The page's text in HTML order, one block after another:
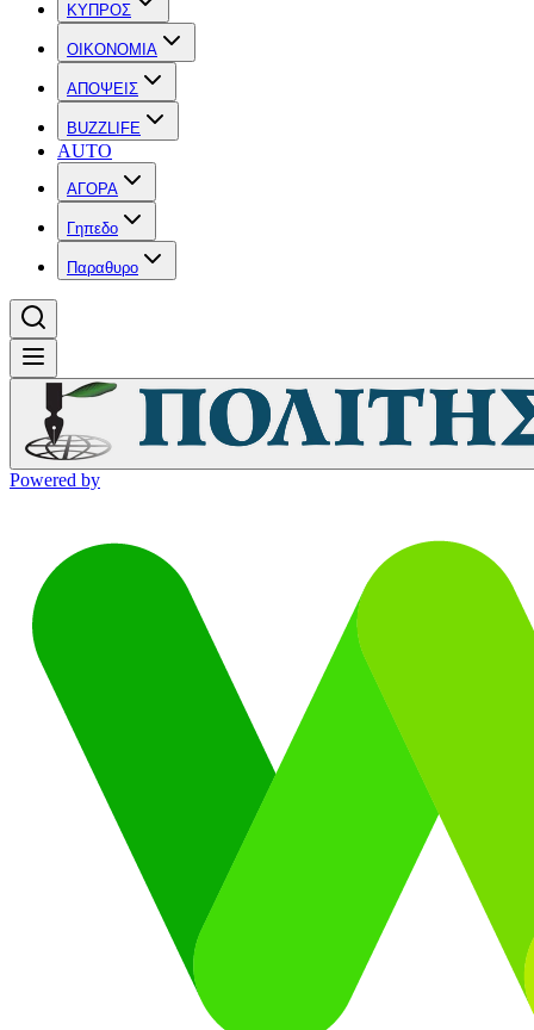
ΚΥΠΡΟΣ
OIKONOMIA
ΑΠΟΨΕΙΣ
BUZZLIFE
AUTO
ΑΓΟΡΑ
Γηπεδο
Παραθυρο
Powered by